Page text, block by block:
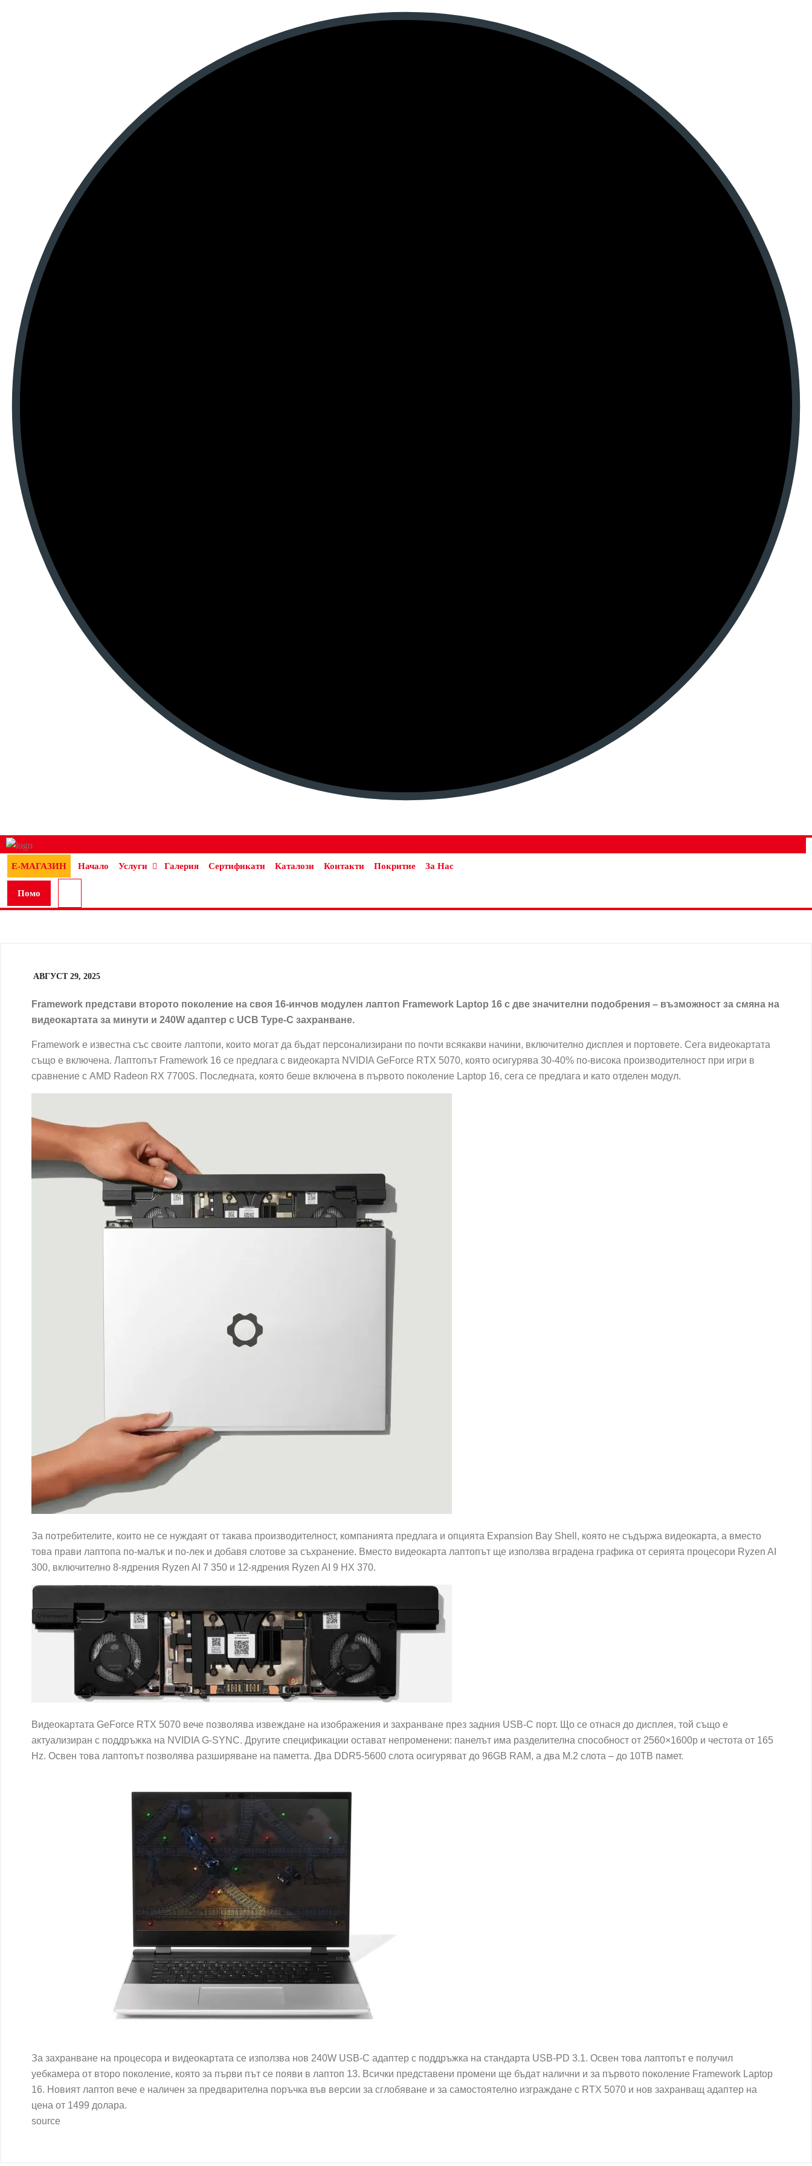
Е-МАГАЗИН Начало Услуги Галерия Сертификати Каталози Контакти Покритие За Нас
Помо
АВГУСТ 29, 2025
Framework представи второто поколение на своя 16-инчов модулен лаптоп Framework Laptop 16 с две значителни подобрения – възможност за смяна на
видеокартата за минути и 240W адаптер с UCB Type-C захранване.
Framework е известна със своите лаптопи, които могат да бъдат персонализирани по почти всякакви начини, включително дисплея и портовете. Сега видеокартата
също е включена. Лаптопът Framework 16 се предлага с видеокарта NVIDIA GeForce RTX 5070, която осигурява 30-40% по-висока производителност при игри в
сравнение с AMD Radeon RX 7700S. Последната, която беше включена в първото поколение Laptop 16, сега се предлага и като отделен модул.
За потребителите, които не се нуждаят от такава производителност, компанията предлага и опцията Expansion Bay Shell, която не съдържа видеокарта, а вместо
това прави лаптопа по-малък и по-лек и добавя слотове за съхранение. Вместо видеокарта лаптопът ще използва вградена графика от серията процесори Ryzen AI
300, включително 8-ядрения Ryzen AI 7 350 и 12-ядрения Ryzen AI 9 HX 370.
Видеокартата GeForce RTX 5070 вече позволява извеждане на изображения и захранване през задния USB-C порт. Що се отнася до дисплея, той също е
актуализиран с поддръжка на NVIDIA G-SYNC. Другите спецификации остават непроменени: панелът има разделителна способност от 2560×1600p и честота от 165
Hz. Освен това лаптопът позволява разширяване на паметта. Два DDR5-5600 слота осигуряват до 96GB RAM, а два M.2 слота – до 10TB памет.
За захранване на процесора и видеокартата се използва нов 240W USB-C адаптер с поддръжка на стандарта USB-PD 3.1. Освен това лаптопът е получил
уебкамера от второ поколение, която за първи път се появи в лаптоп 13. Всички представени промени ще бъдат налични и за първото поколение Framework Laptop
16. Новият лаптоп вече е наличен за предварителна поръчка във версии за сглобяване и за самостоятелно изграждане с RTX 5070 и нов захранващ адаптер на
цена от 1499 долара.
source